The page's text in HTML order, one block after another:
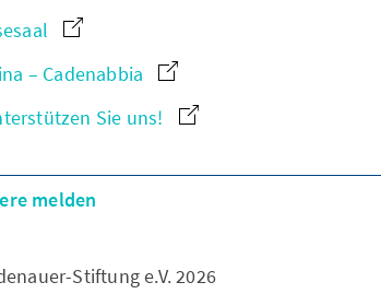
– Cadenabbia
Sie uns!
melden
Stiftung e.V. 2026